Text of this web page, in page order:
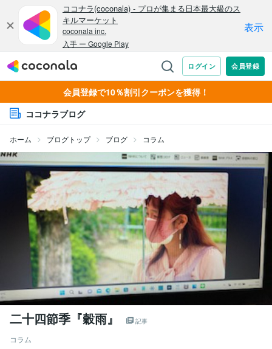
会員登録で10％割引クーポンを獲得！
ココナラブログ
ホーム ブログトップ ブログ コラム
二十四節季『穀雨』 記事
コラム